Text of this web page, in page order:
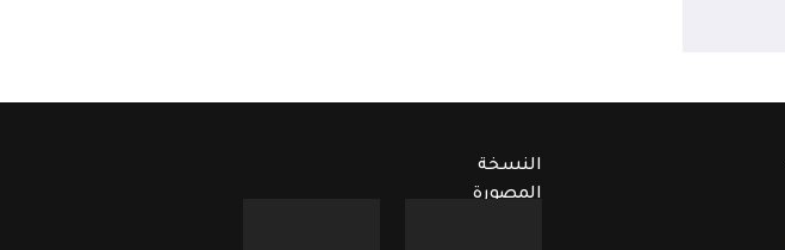
النسخة
المصورة